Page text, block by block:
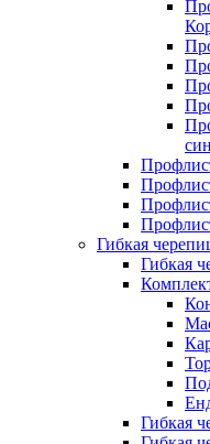
Гибкая
Гибкая
Гибкая